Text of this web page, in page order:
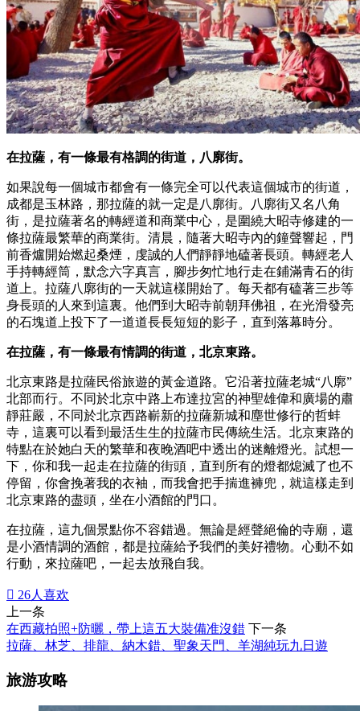
在拉薩，有一條最有格調的街道，八廓街。
如果說每一個城市都會有一條完全可以代表這個城市的街道，
成都是玉林路，那拉薩的就一定是八廓街。八廓街又名八角
街，是拉薩著名的轉經道和商業中心，是圍繞大昭寺修建的一
條拉薩最繁華的商業街。清晨，隨著大昭寺內的鐘聲響起，門
前香爐開始燃起桑煙，虔誠的人們靜靜地磕著長頭。轉經老人
手持轉經筒，默念六字真言，腳步匆忙地行走在鋪滿青石的街
道上。拉薩八廓街的一天就這樣開始了。每天都有磕著三步等
身長頭的人來到這裏。他們到大昭寺前朝拜佛祖，在光滑發亮
的石塊道上投下了一道道長長短短的影子，直到落幕時分。
在拉薩，有一條最有情調的街道，北京東路。
北京東路是拉薩民俗旅遊的黃金道路。它沿著拉薩老城“八廓”
北部而行。不同於北京中路上布達拉宮的神聖雄偉和廣場的肅
靜莊嚴，不同於北京西路嶄新的拉薩新城和塵世修行的哲蚌
寺，這裏可以看到最活生生的拉薩市民傳統生活。北京東路的
特點在於她白天的繁華和夜晚酒吧中透出的迷離燈光。試想一
下，你和我一起走在拉薩的街頭，直到所有的燈都熄滅了也不
停留，你會挽著我的衣袖，而我會把手揣進褲兜，就這樣走到
北京東路的盡頭，坐在小酒館的門口。
在拉薩，這九個景點你不容錯過。無論是經聲絕倫的寺廟，還
是小酒情調的酒館，都是拉薩給予我們的美好禮物。心動不如
行動，來拉薩吧，一起去放飛自我。
 26人喜欢
上一条
在西藏拍照+防曬，帶上這五大裝備准沒錯 下一条
拉薩、林芝、排龍、納木錯、聖象天門、羊湖純玩九日遊
旅游攻略